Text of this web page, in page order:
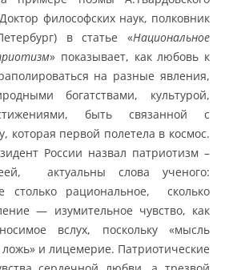
философских наук, полковник
в статье «Национальное
» показывает, как любовь к
на разные явления,
богатствами, культурой,
быть связанной с
которая первой полетела в космос.
России назвал патриотизм –
актуальны слова ученого:
рациональное, сколько
— изумительное чувство, как
вслух, поскольку «мысль
и лицемерие. Патриотические